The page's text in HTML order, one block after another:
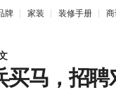
牌 家装 装修手册
马，招